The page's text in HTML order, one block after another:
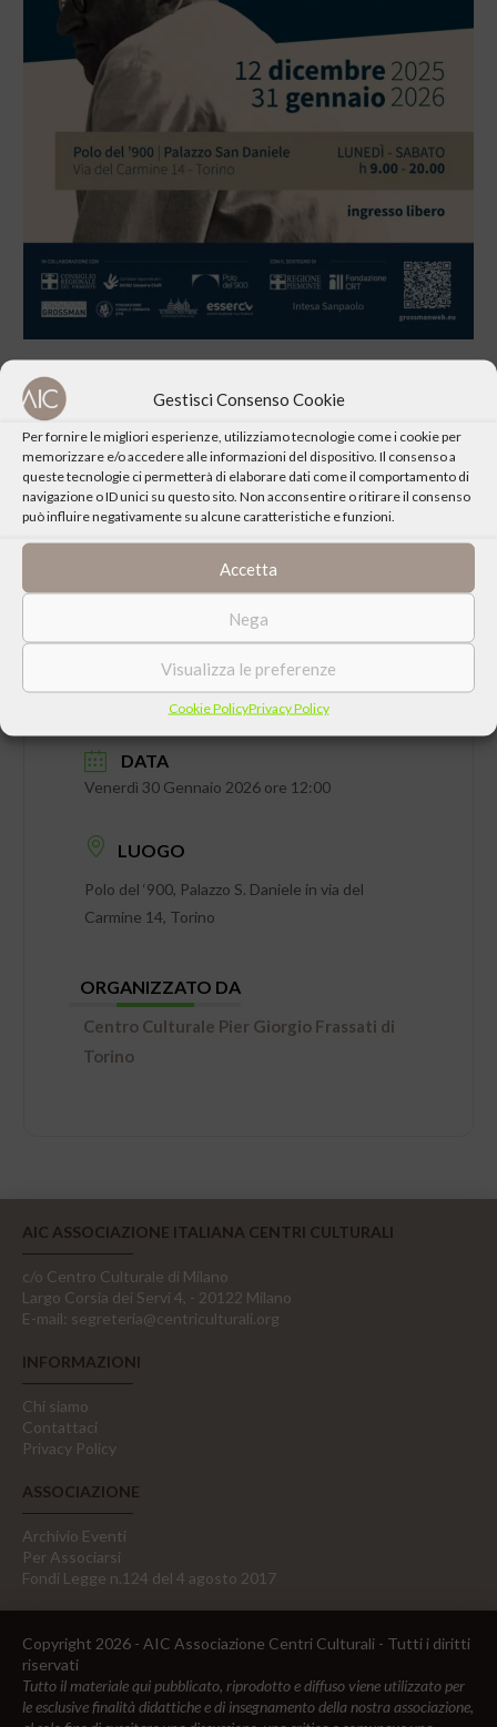
Gestisci Consenso Cookie
Per fornire le migliori esperienze, utilizziamo tecnologie come i cookie per
memorizzare e/o accedere alle informazioni del dispositivo. Il consenso a
queste tecnologie ci permetterà di elaborare dati come il comportamento di
navigazione o ID unici su questo sito. Non acconsentire o ritirare il consenso
può influire negativamente su alcune caratteristiche e funzioni.
Accetta
Nega
Visualizza le preferenze
Cookie PolicyPrivacy Policy
CONDIVIDI QUESTO EVENTO
DATA
Venerdì 30 Gennaio 2026 ore 12:00
LUOGO
Polo del ‘900, Palazzo S. Daniele in via del
Carmine 14, Torino
ORGANIZZATO DA
Centro Culturale Pier Giorgio Frassati di
Torino
AIC ASSOCIAZIONE ITALIANA CENTRI CULTURALI
c/o Centro Culturale di Milano
Largo Corsia dei Servi 4, - 20122 Milano
E-mail: segreteria@centriculturali.org
INFORMAZIONI
Chi siamo
Contattaci
Privacy Policy
ASSOCIAZIONE
Archivio Eventi
Per Associarsi
Fondi Legge n.124 del 4 agosto 2017
Copyright 2026 - AIC Associazione Centri Culturali - Tutti i diritti
riservati
Tutto il materiale qui pubblicato, riprodotto e diffuso viene utilizzato per
le esclusive finalità didattiche e di insegnamento della nostra associazione,